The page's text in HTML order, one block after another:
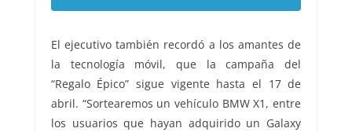
El ejecutivo también recordó a los amantes de
la tecnología móvil, que la campaña del
“Regalo Épico” sigue vigente hasta el 17 de
abril. “Sortearemos un vehículo BMW X1, entre
los usuarios que hayan adquirido un Galaxy